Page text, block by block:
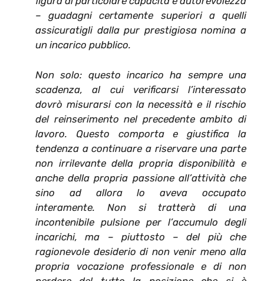
– guadagni certamente superiori a quelli
assicuratigli dalla pur prestigiosa nomina a
un incarico pubblico.
Non solo: questo incarico ha sempre una
scadenza, al cui verificarsi l’interessato
dovrò misurarsi con la necessità e il rischio
del reinserimento nel precedente ambito di
lavoro. Questo comporta e giustifica la
tendenza a continuare a riservare una parte
non irrilevante della propria disponibilità e
anche della propria passione all’attività che
sino ad allora lo aveva occupato
interamente. Non si tratterà di una
incontenibile pulsione per l’accumulo degli
incarichi, ma – piuttosto – del più che
ragionevole desiderio di non venir meno alla
propria vocazione professionale e di non